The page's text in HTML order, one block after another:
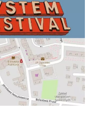
podczas